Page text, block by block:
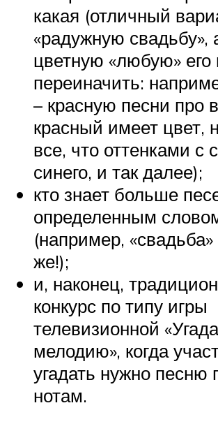
какая (отличный
«радужную свадьбу»,
цветную «любую»
переиначить:
– красную песни про
красный имеет цвет,
все, что оттенками с
синего, и так далее);
кто знает больше
определенным
(например,
же!);
и, наконец,
конкурс по типу игры
телевизионной
мелодию», когда
угадать нужно песню
нотам.